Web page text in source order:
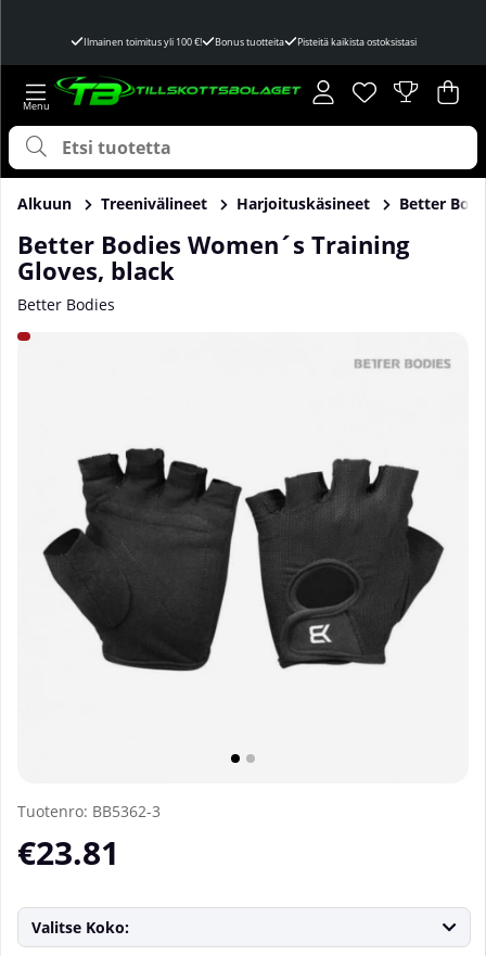
Ilmainen toimitus yli 100 €! Bonus tuotteita Pisteitä kaikista ostoksistasi
Toivelista
Lukumäärä
. .
Alkuun Treenivälineet Harjoituskäsineet Better
Better Bodies Women´s Training
Gloves, black
Better Bodies
Tuotekuvat Better Bodies Women´s Training Gloves, black
Tuotenro: BB5362-3
€23.81
Valitse Koko: